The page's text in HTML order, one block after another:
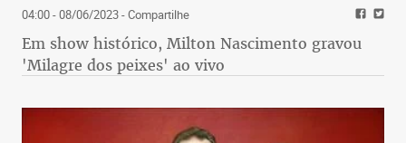
04:00 - 08/06/2023- Compartilhe
Em show histórico, Milton Nascimento gravou
'Milagre dos peixes' ao vivo